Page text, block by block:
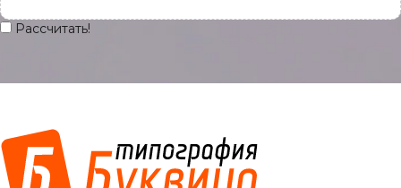
Рассчитать!